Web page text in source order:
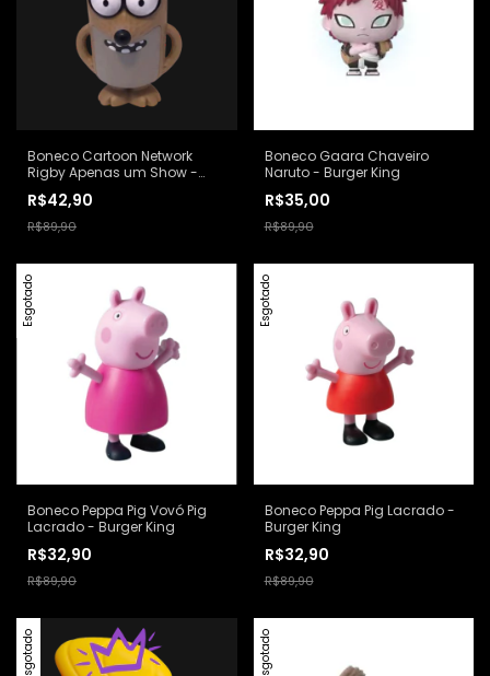
Boneco Cartoon Network
Rigby Apenas um Show -
R$42,90
R$89,90
Boneco Gaara Chaveiro
Naruto - Burger King
R$35,00
R$89,90
Esgotado
Boneco Peppa Pig Vovó Pig
Lacrado - Burger King
R$32,90
R$89,90
Esgotado
Boneco Peppa Pig Lacrado -
Burger King
R$32,90
R$89,90
Esgotado Esgotado